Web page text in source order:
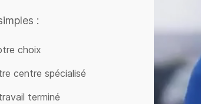
:
choix
centre spécialisé
terminé